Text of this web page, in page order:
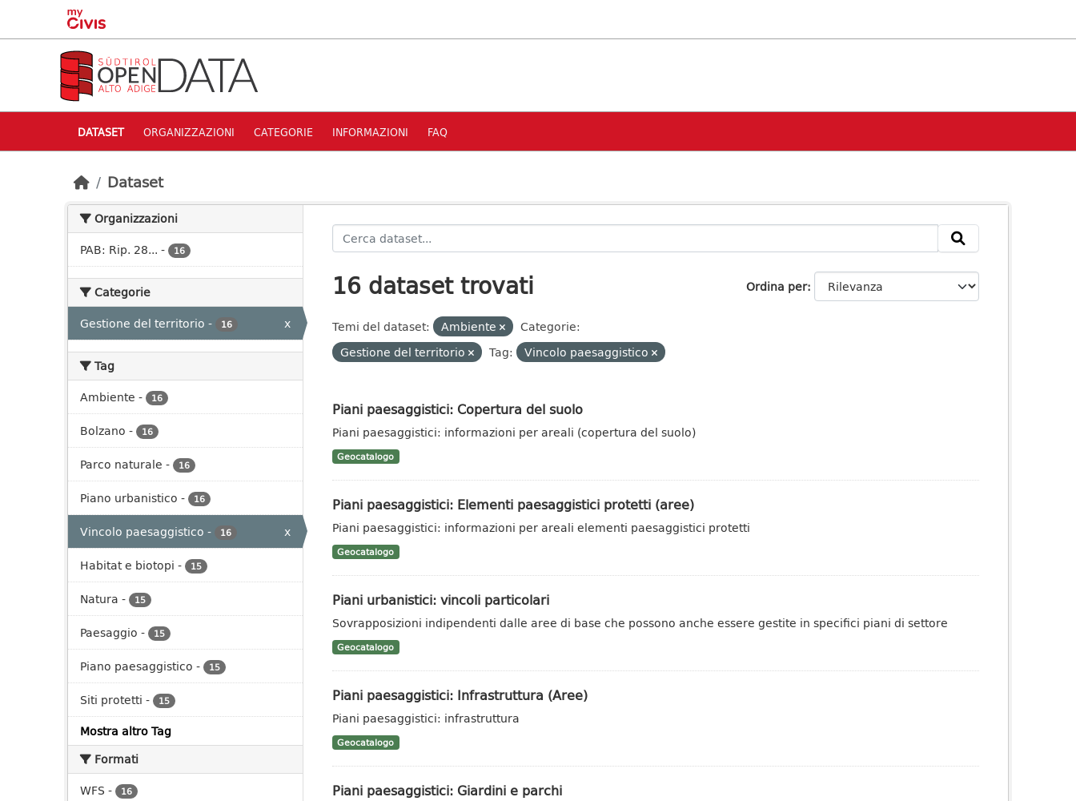
Skip to main content
DATASET ORGANIZZAZIONI CATEGORIE INFORMAZIONI FAQ
Dataset
Organizzazioni
PAB: Rip. 28... - 16
Categorie
Gestione del territorio - 16 x
Tag
Ambiente - 16
Bolzano - 16
Parco naturale - 16
Piano urbanistico - 16
Vincolo paesaggistico - 16
x
Habitat e biotopi - 15
Natura - 15
Paesaggio - 15
Piano paesaggistico - 15
Siti protetti - 15
Mostra altro Tag
Formati
WFS - 16
Ordina per
16 dataset trovati
Temi del dataset: Ambiente
Categorie:
Gestione del territorio
Tag: Vincolo paesaggistico
Piani paesaggistici: Copertura del suolo
Piani paesaggistici: informazioni per areali (copertura del suolo)
Geocatalogo
Piani paesaggistici: Elementi paesaggistici protetti (aree)
Piani paesaggistici: informazioni per areali elementi paesaggistici protetti
Geocatalogo
Piani urbanistici: vincoli particolari
Sovrapposizioni indipendenti dalle aree di base che possono anche essere gestite in specifici piani di settore
Geocatalogo
Piani paesaggistici: Infrastruttura (Aree)
Piani paesaggistici: infrastruttura
Geocatalogo
Piani paesaggistici: Giardini e parchi